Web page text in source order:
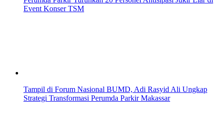
Event Konser TSM
Tampil di Forum Nasional BUMD, Adi Rasyid Ali Ungkap
Strategi Transformasi Perumda Parkir Makassar